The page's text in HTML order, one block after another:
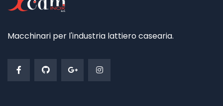
Macchinari per l'industria lattiero casearia.